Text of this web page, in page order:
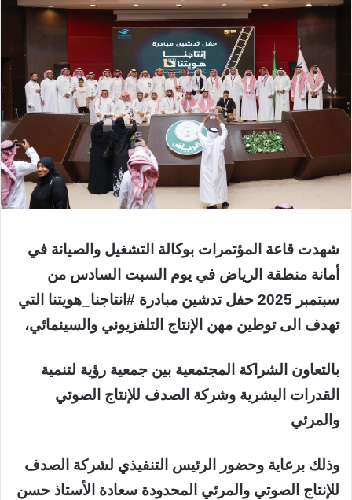
شهدت قاعة المؤتمرات بوكالة التشغيل والصيانة في
أمانة منطقة الرياض في يوم السبت السادس من
سبتمبر 2025 حفل تدشين مبادرة #انتاجنا_هويتنا التي
تهدف الى توطين مهن الإنتاج التلفزيوني والسينمائي،
بالتعاون الشراكة المجتمعية بين جمعية رؤية لتنمية
القدرات البشرية وشركة الصدف للإنتاج الصوتي
والمرئي
وذلك برعاية وحضور الرئيس التنفيذي لشركة الصدف
للإنتاج الصوتي والمرئي المحدودة سعادة الأستاذ حسن